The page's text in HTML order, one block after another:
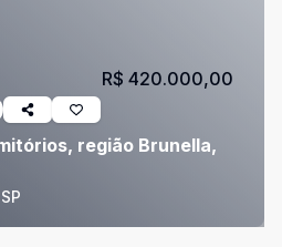
região Brunella,
R$ 420.000,00